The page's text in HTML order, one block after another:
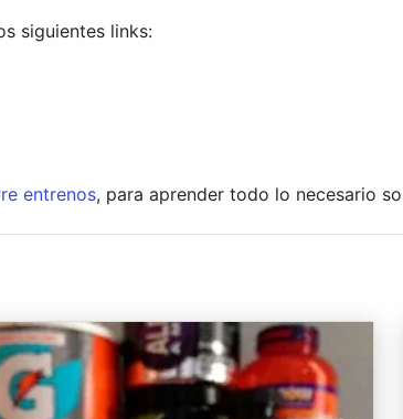
siguientes links:
entrenos, para aprender todo lo necesario